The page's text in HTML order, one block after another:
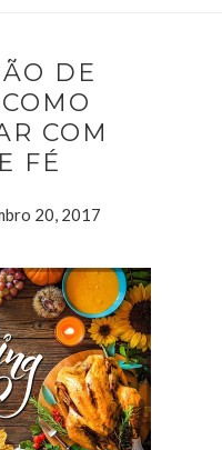
DE
COM
FÉ
20, 2017